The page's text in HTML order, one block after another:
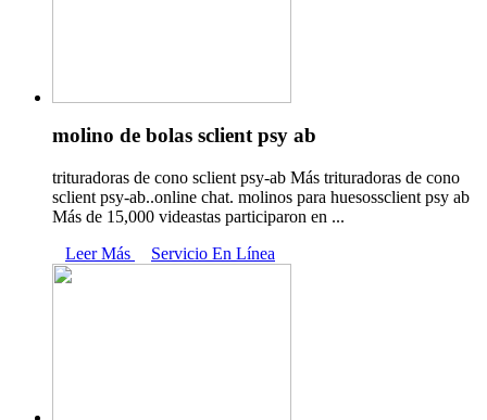
molino de bolas sclient psy ab
trituradoras de cono sclient psy-ab Más trituradoras de cono
sclient psy-ab..online chat. molinos para huesossclient psy ab
Más de 15,000 videastas participaron en ...
Leer Más
Servicio En Línea